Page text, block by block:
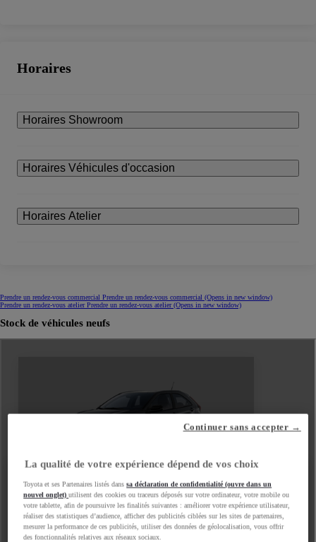
Horaires
Horaires Showroom
Horaires Véhicules d'occasion
Horaires Atelier
Prendre un rendez-vous commercial Prendre un rendez-vous commercial (Opens in new window)
Prendre un rendez-vous atelierPrendre un rendez-vous atelier(Opens in new window)
Stock de véhicules neufs
La qualité de votre expérience dépend de vos choix
Toyota et ses Partenaires listés danssa déclaration de confidentialité (ouvre dans un
nouvel onglet)utilisent des cookies ou traceurs déposés sur votre ordinateur, votre mobile ou
votre tablette, afin de poursuivre les finalités suivantes : améliorer votre expérience utilisateur,
réaliser des statistiques d’audience, afficher des publicités ciblées sur les sites de partenaires,
mesurer la performance de ces publicités, utiliser des données de géolocalisation, vous offrir
des fonctionnalités relatives aux réseaux sociaux.
Continuer sans accepter →